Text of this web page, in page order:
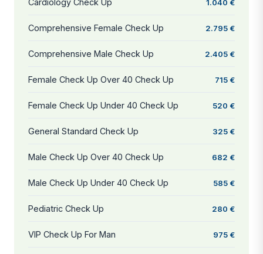
1.040 €
Comprehensive Female Check Up 2.795 €
Comprehensive Male Check Up 2.405 €
Female Check Up Over 40 Check Up 715 €
Female Check Up Under 40 Check Up 520 €
General Standard Check Up 325 €
Male Check Up Over 40 Check Up 682 €
Male Check Up Under 40 Check Up 585 €
Pediatric Check Up 280 €
VIP Check Up For Man 975 €